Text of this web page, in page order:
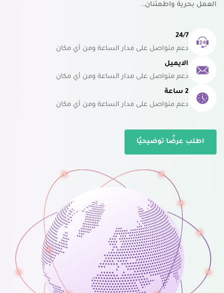
العمل بحرية واطمئنان..
24/7
دعم متواصل على مدار الساعة ومن أي مكان
الايميل
دعم متواصل على مدار الساعة ومن أي مكان
2 ساعة
دعم متواصل على مدار الساعة ومن أي مكان
اطلب عرضًا توضيحيًا